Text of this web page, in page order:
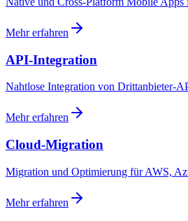
Mehr erfahren
API-Integration
Nahtlose Integration von Drittanbieter-
Mehr erfahren
Cloud-Migration
Migration und Optimierung für AWS,
Mehr erfahren